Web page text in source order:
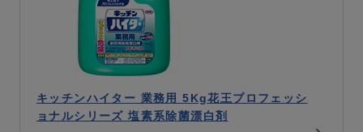
キッチンハイター 業務用 5Kg花王プロフェッシ
ョナルシリーズ 塩素系除菌漂白剤